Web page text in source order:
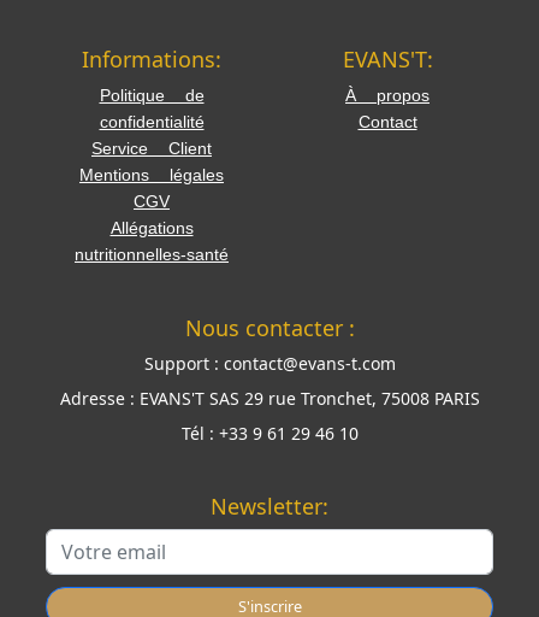
Informations:
Politique de
confidentialité
Service Client
Mentions légales
CGV
Allégations
nutritionnelles-santé
EVANS'T:
À propos
Contact
Nous contacter :
Support : contact@evans-t.com
Adresse : EVANS'T SAS 29 rue Tronchet, 75008 PARIS
Tél : +33 9 61 29 46 10
Newsletter:
S'inscrire